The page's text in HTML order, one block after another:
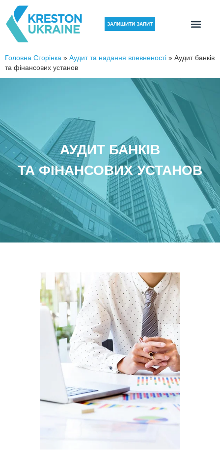
ЗАЛИШИТИ ЗАПИТ
Головна Сторінка » Аудит та надання впевненості » Аудит банків
та фінансових установ
АУДИТ БАНКІВ
ТА ФІНАНСОВИХ УСТАНОВ